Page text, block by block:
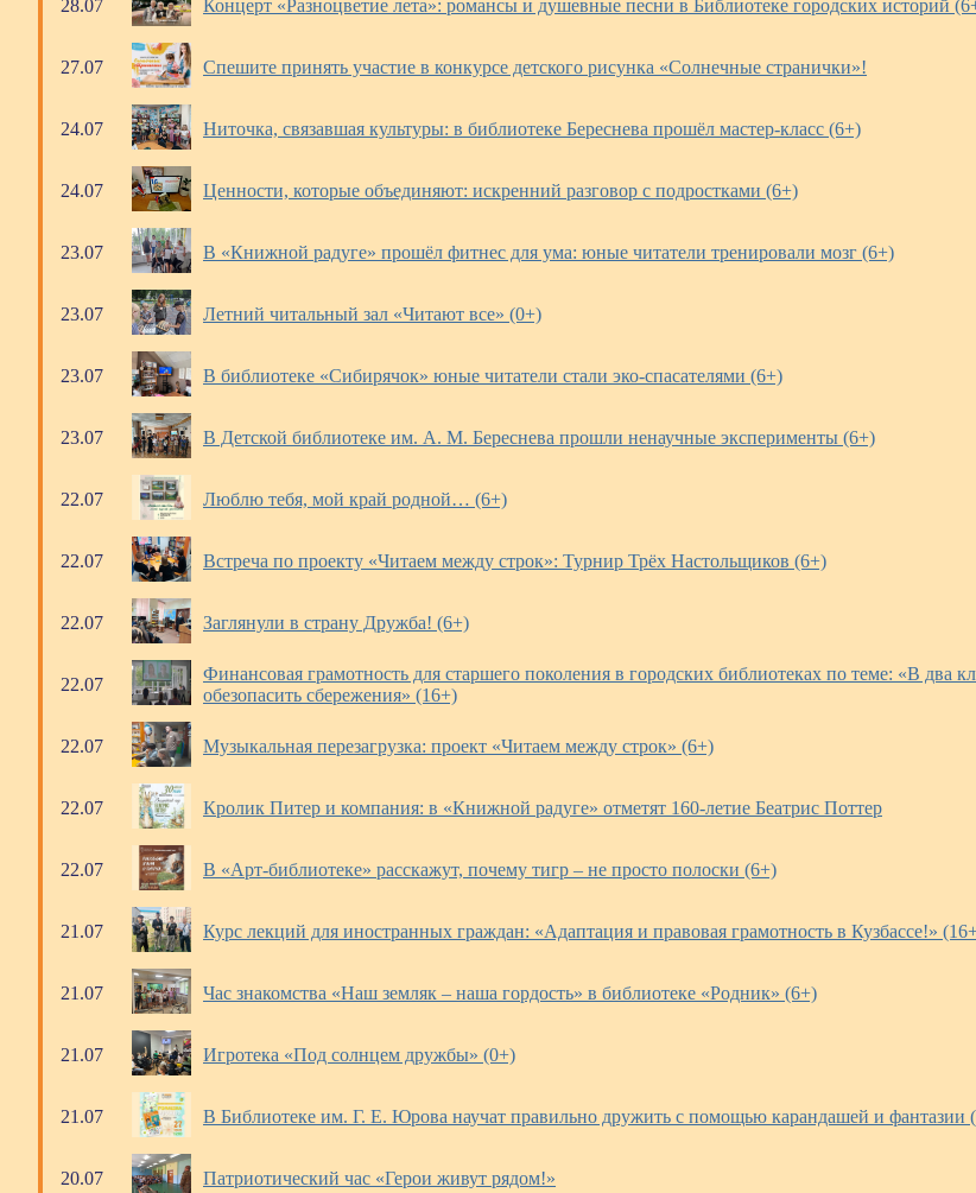
28.07 Концерт «Разноцветие лета»: романсы и душевные песни в Библиотеке городских историй
27.07 Спешите принять участие в конкурсе детского рисунка «Солнечные странички»!
24.07 Ниточка, связавшая культуры: в библиотеке Береснева прошёл мастер-класс (6+)
24.07 Ценности, которые объединяют: искренний разговор с подростками (6+)
23.07 В «Книжной радуге» прошёл фитнес для ума: юные читатели тренировали мозг (6+)
23.07 Летний читальный зал «Читают все» (0+)
23.07 В библиотеке «Сибирячок» юные читатели стали эко-спасателями (6+)
23.07 В Детской библиотеке им. А. М. Береснева прошли ненаучные эксперименты (6+)
22.07 Люблю тебя, мой край родной… (6+)
22.07 Встреча по проекту «Читаем между строк»: Турнир Трёх Настольщиков (6+)
22.07 Заглянули в страну Дружба! (6+)
22.07
Финансовая грамотность для старшего поколения в городских библиотеках по теме: «В два
обезопасить сбережения» (16+)
22.07 Музыкальная перезагрузка: проект «Читаем между строк» (6+)
22.07 Кролик Питер и компания: в «Книжной радуге» отметят 160-летие Беатрис Поттер
22.07 В «Арт-библиотеке» расскажут, почему тигр – не просто полоски (6+)
21.07 Курс лекций для иностранных граждан: «Адаптация и правовая грамотность в Кузбассе!»
21.07 Час знакомства «Наш земляк – наша гордость» в библиотеке «Родник» (6+)
21.07 Игротека «Под солнцем дружбы» (0+)
21.07 В Библиотеке им. Г. Е. Юрова научат правильно дружить с помощью карандашей и фантазии
20.07 Патриотический час «Герои живут рядом!»